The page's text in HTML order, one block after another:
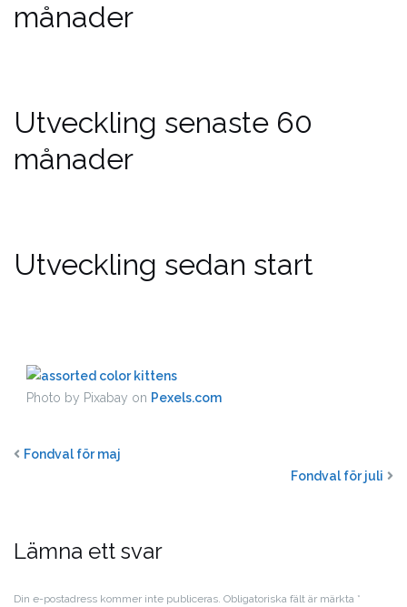
månader
Utveckling senaste 60
månader
Utveckling sedan start
Photo by Pixabay on Pexels.com
Fondval för maj
Fondval för juli
Lämna ett svar
Din e-postadress kommer inte publiceras. Obligatoriska fält är märkta *